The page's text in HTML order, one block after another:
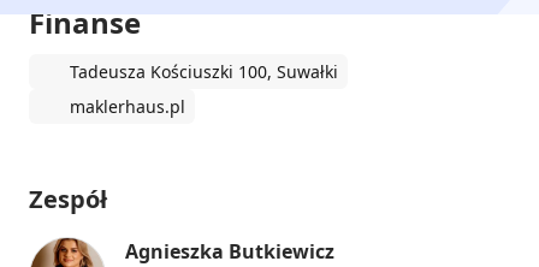
Finanse
Tadeusza Kościuszki 100, Suwałki
maklerhaus.pl
Zespół
Agnieszka Butkiewicz